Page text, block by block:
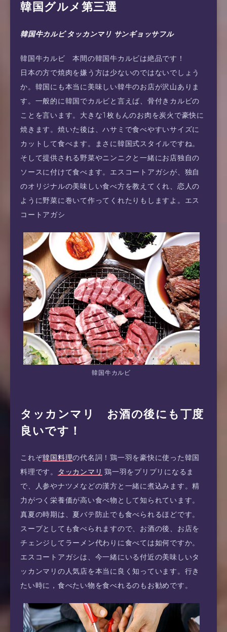
韓国グルメ第三選
韓国牛カルビ タッカンマリ サンギョッサフル
韓国牛カルビ 本間の韓国牛カルビは絶品です！
日本の方で焼肉を嫌う方は少ないのではないでしょう
か。韓国にも本当に美味しい韓牛のお店が沢山ありま
す。一般的に韓国でカルビと言えば、骨付きカルビの
ことを言います。大きな1枚もんのお肉を炭火で豪快に
焼きます。焼いた後は、ハサミで食べやすいサイズに
カットして食べます。まさに韓国式スタイルですね。
そして提供される野菜やニンニクと一緒にお店独自の
ソースに付けて食べます。エスコートアガシが、独自
のオリジナルの美味しい食べ方を教えてくれ、恋人の
ように野菜に巻いて作ってくれたりもしますよ。エス
コートアガシ
韓国牛カルビ
タッカンマリ お酒の後にも丁度
良いです！
これぞ韓国料理の代名詞！鶏一羽を豪快に使った韓国
料理です。
タッカンマリ 鶏一羽をプリプリになるま
で、人参やナツメなどの漢方と一緒に煮込みます。精
力がつく栄養価が高い食べ物として知られています。
真夏の時期は、夏バテ防止でも食べられるほどです。
スープとしても食べられますので、お酒の後、お店を
チェンジしてラーメン代わりに食べては如何ですか。
エスコートアガシは、今一緒にいる付近の美味しいタ
ッカンマリの人気店を本当に良く知っています。行き
たい時に，食べたい物を食べれるのもお勧めです。